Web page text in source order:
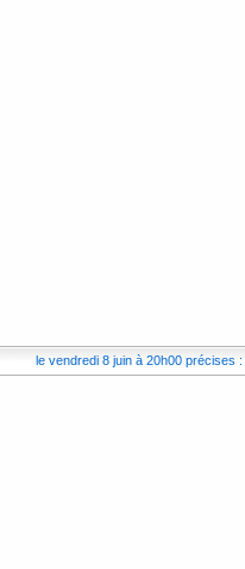
le vendredi 8 juin à 20h00 précises :